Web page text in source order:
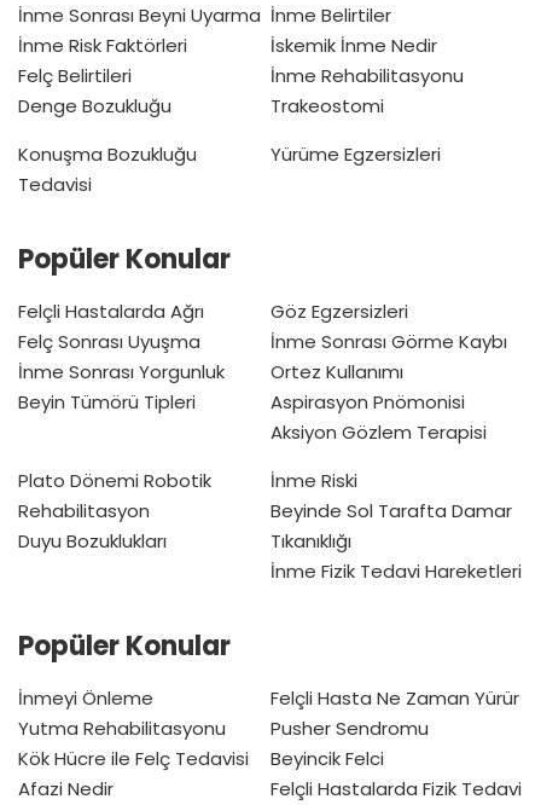
İnme Sonrası Beyni Uyarma
İnme Risk Faktörleri
Felç Belirtileri
Denge Bozukluğu
İnme Belirtiler
İskemik İnme Nedir
İnme Rehabilitasyonu
Trakeostomi
Konuşma Bozukluğu
Tedavisi
Yürüme Egzersizleri
Popüler Konular
Felçli Hastalarda Ağrı
Felç Sonrası Uyuşma
İnme Sonrası Yorgunluk
Beyin Tümörü Tipleri
Göz Egzersizleri
İnme Sonrası Görme Kaybı
Ortez Kullanımı
Aspirasyon Pnömonisi
Aksiyon Gözlem Terapisi
Plato Dönemi Robotik
Rehabilitasyon
Duyu Bozuklukları
İnme Riski
Beyinde Sol Tarafta Damar
Tıkanıklığı
İnme Fizik Tedavi Hareketleri
Popüler Konular
İnmeyi Önleme
Yutma Rehabilitasyonu
Kök Hücre ile Felç Tedavisi
Afazi Nedir
Felçli Hasta Ne Zaman Yürür
Pusher Sendromu
Beyincik Felci
Felçli Hastalarda Fizik Tedavi